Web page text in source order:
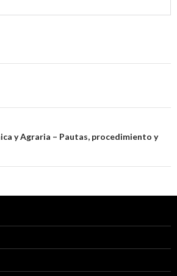
y Agraria – Pautas, procedimiento y